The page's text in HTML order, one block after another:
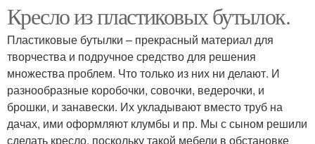
Кресло из пластиковых бутылок.
Пластиковые бутылки – прекрасный материал для
творчества и подручное средство для решения
множества проблем. Что только из них ни делают. И
разнообразные коробочки, совочки, ведерочки, и
брошки, и занавески. Их укладывают вместо труб на
дачах, ими оформляют клумбы и пр. Мы с сыном решили
сделать кресло, поскольку такой мебели в обстановке